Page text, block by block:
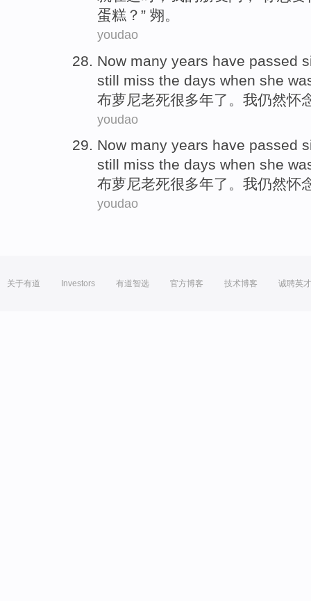
蛋糕？” 翙。
youdao
Now many years have passed
still miss the days when she
布萝尼老死很多年了。 我仍然怀
youdao
Now many years have passed
still miss the days when she
布萝尼老死很多年了。 我仍然怀
youdao
关于有道 Investors 有道智选 官方博客 技术博客 诚聘英才